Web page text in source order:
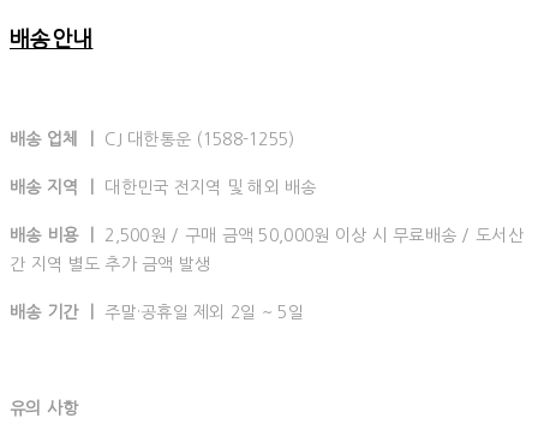
배송안내
배송 업체 ㅣ CJ 대한통운 (1588-1255)
배송 지역 ㅣ 대한민국 전지역 및 해외 배송
배송 비용 ㅣ 2,500원 / 구매 금액 50,000원 이상 시 무료배송 / 도서산
간 지역 별도 추가 금액 발생
배송 기간 ㅣ주말·공휴일 제외 2일 ~ 5일
유의 사항